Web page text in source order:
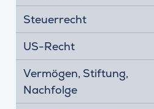
Steuerrecht
US-Recht
Vermögen, Stiftung,
Nachfolge